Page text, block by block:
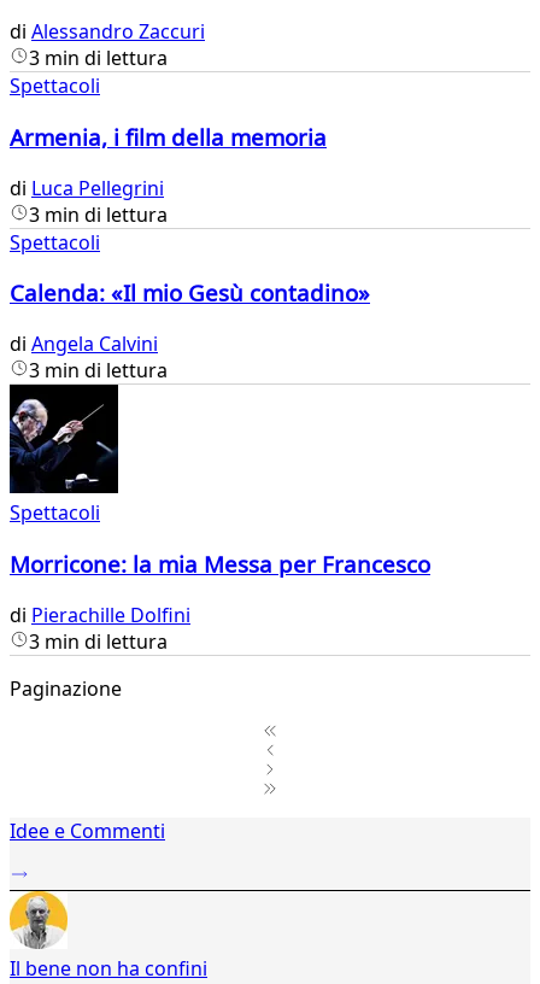
di Alessandro Zaccuri
3 min di lettura
Spettacoli
Armenia, i film della memoria
di Luca Pellegrini
3 min di lettura
Spettacoli
Calenda: «Il mio Gesù contadino»
di Angela Calvini
3 min di lettura
Spettacoli
Morricone: la mia Messa per Francesco
di Pierachille Dolfini
3 min di lettura
Paginazione
2Idee e Commenti
Il bene non ha confini